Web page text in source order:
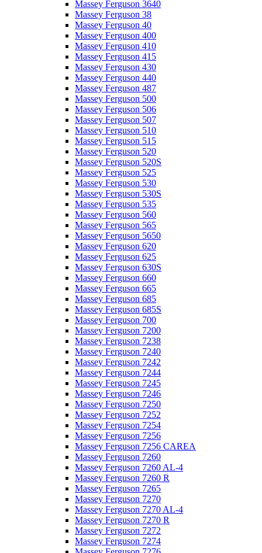
Massey Ferguson 3640
Massey Ferguson 38
Massey Ferguson 40
Massey Ferguson 400
Massey Ferguson 410
Massey Ferguson 415
Massey Ferguson 430
Massey Ferguson 440
Massey Ferguson 487
Massey Ferguson 500
Massey Ferguson 506
Massey Ferguson 507
Massey Ferguson 510
Massey Ferguson 515
Massey Ferguson 520
Massey Ferguson 520S
Massey Ferguson 525
Massey Ferguson 530
Massey Ferguson 530S
Massey Ferguson 535
Massey Ferguson 560
Massey Ferguson 565
Massey Ferguson 5650
Massey Ferguson 620
Massey Ferguson 625
Massey Ferguson 630S
Massey Ferguson 660
Massey Ferguson 665
Massey Ferguson 685
Massey Ferguson 685S
Massey Ferguson 700
Massey Ferguson 7200
Massey Ferguson 7238
Massey Ferguson 7240
Massey Ferguson 7242
Massey Ferguson 7244
Massey Ferguson 7245
Massey Ferguson 7246
Massey Ferguson 7250
Massey Ferguson 7252
Massey Ferguson 7254
Massey Ferguson 7256
Massey Ferguson 7256 CAREA
Massey Ferguson 7260
Massey Ferguson 7260 AL-4
Massey Ferguson 7260 R
Massey Ferguson 7265
Massey Ferguson 7270
Massey Ferguson 7270 AL-4
Massey Ferguson 7270 R
Massey Ferguson 7272
Massey Ferguson 7274